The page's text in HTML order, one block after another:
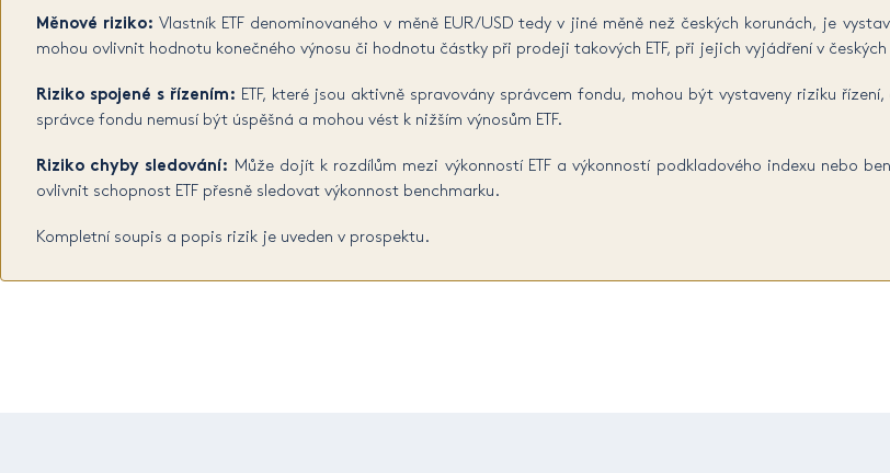
Měnové riziko: Vlastník ETF denominovaného v měně EUR/USD tedy v jiné měně než českých korunách, je
mohou ovlivnit hodnotu konečného výnosu či hodnotu částky při prodeji takových ETF, při jejich vyjádření v českých
Riziko spojené s řízením: ETF, které jsou aktivně spravovány správcem fondu, mohou být vystaveny riziku
správce fondu nemusí být úspěšná a mohou vést k nižším výnosům ETF.
Riziko chyby sledování:
Může dojít k rozdílům mezi výkonností ETF a výkonností podkladového indexu nebo
ovlivnit schopnost ETF přesně sledovat výkonnost benchmarku.
Kompletní soupis a popis rizik je uveden v prospektu.